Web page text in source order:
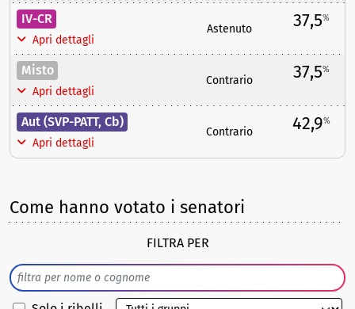
IV-CR
Apri dettagli
Astenuto 37,5%
Misto
Apri dettagli
Contrario 37,5%
Aut (SVP-PATT, Cb)
Apri dettagli
Contrario 42,9%
Come hanno votato i senatori
FILTRA PER